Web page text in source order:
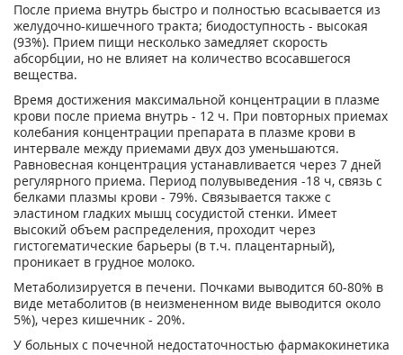
После приема внутрь быстро и полностью всасывается из
желудочно-кишечного тракта; биодоступность - высокая
(93%). Прием пищи несколько замедляет скорость
абсорбции, но не влияет на количество всосавшегося
вещества.
Время достижения максимальной концентрации в плазме
крови после приема внутрь - 12 ч. При повторных приемах
колебания концентрации препарата в плазме крови в
интервале между приемами двух доз уменьшаются.
Равновесная концентрация устанавливается через 7 дней
регулярного приема. Период полувыведения -18 ч, связь с
белками плазмы крови - 79%. Связывается также с
эластином гладких мышц сосудистой стенки. Имеет
высокий объем распределения, проходит через
гистогематические барьеры (в т.ч. плацентарный),
проникает в грудное молоко.
Метаболизируется в печени. Почками выводится 60-80% в
виде метаболитов (в неизмененном виде выводится около
5%), через кишечник - 20%.
У больных с почечной недостаточностью фармакокинетика